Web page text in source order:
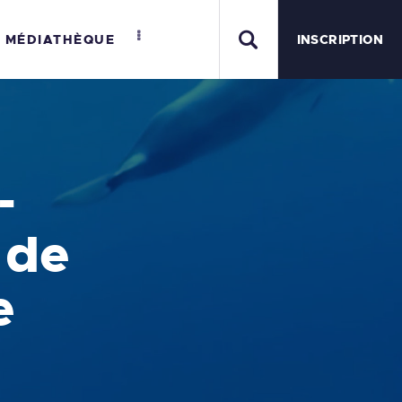
MÉDIATHÈQUE INSCRIPTION